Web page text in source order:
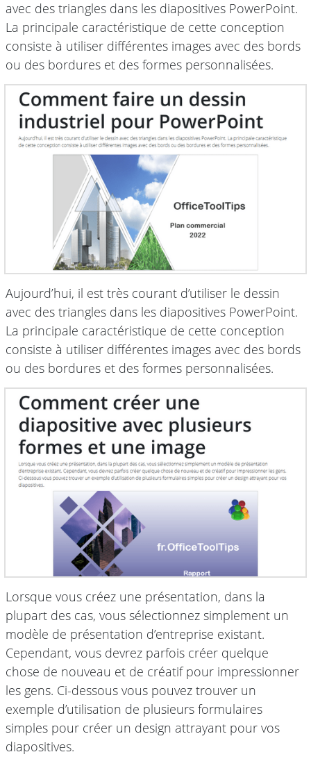
avec des triangles dans les diapositives PowerPoint.
La principale caractéristique de cette conception
consiste à utiliser différentes images avec des bords
ou des bordures et des formes personnalisées.
Aujourd’hui, il est très courant d’utiliser le dessin
avec des triangles dans les diapositives PowerPoint.
La principale caractéristique de cette conception
consiste à utiliser différentes images avec des bords
ou des bordures et des formes personnalisées.
Lorsque vous créez une présentation, dans la
plupart des cas, vous sélectionnez simplement un
modèle de présentation d’entreprise existant.
Cependant, vous devrez parfois créer quelque
chose de nouveau et de créatif pour impressionner
les gens. Ci-dessous vous pouvez trouver un
exemple d’utilisation de plusieurs formulaires
simples pour créer un design attrayant pour vos
diapositives.